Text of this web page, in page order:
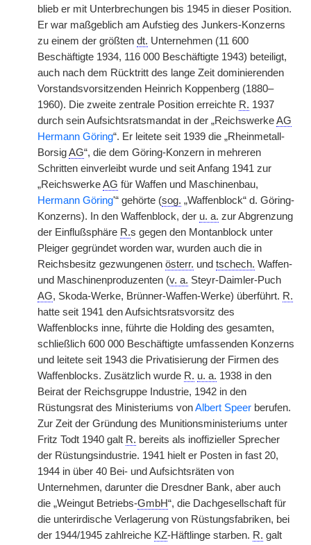
blieb er mit Unterbrechungen bis 1945 in dieser Position.
Er war maßgeblich am Aufstieg des Junkers-Konzerns
zu einem der größten dt. Unternehmen (11 600
Beschäftigte 1934, 116 000 Beschäftigte 1943) beteiligt,
auch nach dem Rücktritt des lange Zeit dominierenden
Vorstandsvorsitzenden Heinrich Koppenberg (1880–
1960). Die zweite zentrale Position erreichte R. 1937
durch sein Aufsichtsratsmandat in der „ReichswerkeAG
Hermann Göring“. Er leitete seit 1939 die „Rheinmetall-
BorsigAG“, die dem Göring-Konzern in mehreren
Schritten einverleibt wurde und seit Anfang 1941 zur
„ReichswerkeAG für Waffen und Maschinenbau,
Hermann Göring'“ gehörte (sog. „Waffenblock“ d. Göring-
Konzerns). In den Waffenblock, der u. a. zur Abgrenzung
der Einflußsphäre R.s gegen den Montanblock unter
Pleiger gegründet worden war, wurden auch die in
Reichsbesitz gezwungenen österr. und tschech. Waffen-
und Maschinenproduzenten (v. a. Steyr-Daimler-Puch
AG, Skoda-Werke, Brünner-Waffen-Werke) überführt. R.
hatte seit 1941 den Aufsichtsratsvorsitz des
Waffenblocks inne, führte die Holding des gesamten,
schließlich 600 000 Beschäftigte umfassenden Konzerns
und leitete seit 1943 die Privatisierung der Firmen des
Waffenblocks. Zusätzlich wurde R. u. a. 1938 in den
Beirat der Reichsgruppe Industrie, 1942 in den
Rüstungsrat des Ministeriums vonAlbert Speer berufen.
Zur Zeit der Gründung des Munitionsministeriums unter
Fritz Todt 1940 galt R. bereits als inoffizieller Sprecher
der Rüstungsindustrie. 1941 hielt er Posten in fast 20,
1944 in über 40 Bei- und Aufsichtsräten von
Unternehmen, darunter die Dresdner Bank, aber auch
die „Weingut Betriebs-GmbH“, die Dachgesellschaft für
die unterirdische Verlagerung von Rüstungsfabriken, bei
der 1944/1945 zahlreiche KZ-Häftlinge starben. R. galt